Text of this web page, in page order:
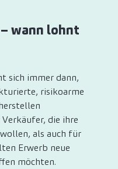
wann lohnt
sich immer dann,
risikoarme
die ihre
als auch für
Erwerb neue
möchten.